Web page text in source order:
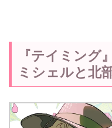
『テイミング
ミシェルと北